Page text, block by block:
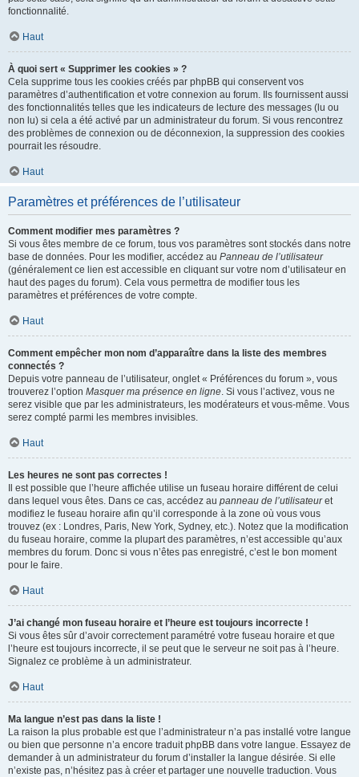
fonctionnalité.
Haut
À quoi sert « Supprimer les cookies » ?
Cela supprime tous les cookies créés par phpBB qui conservent vos
paramètres d’authentification et votre connexion au forum. Ils fournissent aussi
des fonctionnalités telles que les indicateurs de lecture des messages (lu ou
non lu) si cela a été activé par un administrateur du forum. Si vous rencontrez
des problèmes de connexion ou de déconnexion, la suppression des cookies
pourrait les résoudre.
Haut
Paramètres et préférences de l’utilisateur
Comment modifier mes paramètres ?
Si vous êtes membre de ce forum, tous vos paramètres sont stockés dans notre
base de données. Pour les modifier, accédez au Panneau de l’utilisateur
(généralement ce lien est accessible en cliquant sur votre nom d’utilisateur en
haut des pages du forum). Cela vous permettra de modifier tous les
paramètres et préférences de votre compte.
Haut
Comment empêcher mon nom d’apparaître dans la liste des membres
connectés ?
Depuis votre panneau de l’utilisateur, onglet « Préférences du forum », vous
trouverez l’option Masquer ma présence en ligne. Si vous l’activez, vous ne
serez visible que par les administrateurs, les modérateurs et vous-même. Vous
serez compté parmi les membres invisibles.
Haut
Les heures ne sont pas correctes !
Il est possible que l’heure affichée utilise un fuseau horaire différent de celui
dans lequel vous êtes. Dans ce cas, accédez au panneau de l’utilisateuret
modifiez le fuseau horaire afin qu’il corresponde à la zone où vous vous
trouvez (ex : Londres, Paris, New York, Sydney, etc.). Notez que la modification
du fuseau horaire, comme la plupart des paramètres, n’est accessible qu’aux
membres du forum. Donc si vous n’êtes pas enregistré, c’est le bon moment
pour le faire.
Haut
J’ai changé mon fuseau horaire et l’heure est toujours incorrecte !
Si vous êtes sûr d’avoir correctement paramétré votre fuseau horaire et que
l’heure est toujours incorrecte, il se peut que le serveur ne soit pas à l’heure.
Signalez ce problème à un administrateur.
Haut
Ma langue n’est pas dans la liste !
La raison la plus probable est que l’administrateur n’a pas installé votre langue
ou bien que personne n’a encore traduit phpBB dans votre langue. Essayez de
demander à un administrateur du forum d’installer la langue désirée. Si elle
n’existe pas, n’hésitez pas à créer et partager une nouvelle traduction. Vous